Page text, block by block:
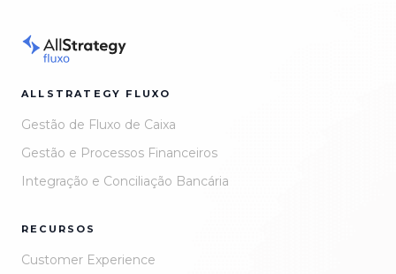
ALLSTRATEGY FLUXO
Gestão de Fluxo de Caixa
Gestão e Processos Financeiros
Integração e Conciliação Bancária
RECURSOS
Customer Experience